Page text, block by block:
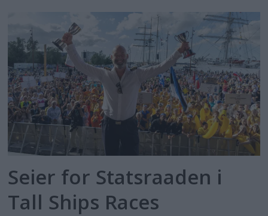
Seier for Statsraaden i
Tall Ships Races